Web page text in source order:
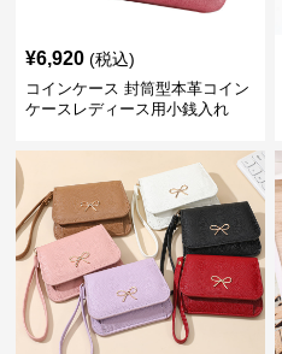
¥6,920 (税込)
コインケース 封筒型本革コイン
ケースレディース用小銭入れ